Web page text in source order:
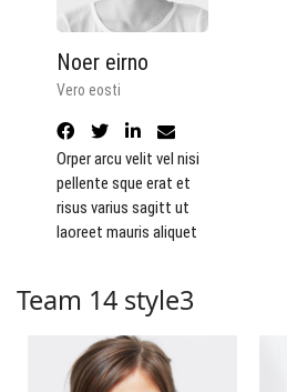
Noer eirno
Vero eosti
Orper arcu velit vel nisi
pellente sque erat et
risus varius sagitt ut
laoreet mauris aliquet
Team 14 style3